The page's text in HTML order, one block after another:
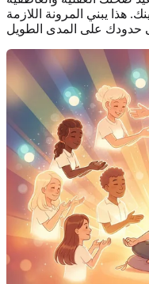
هذا يبني المرونة اللازمة